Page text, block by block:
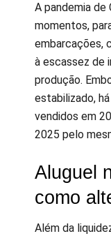
A pandemia de
momentos,
embarcações,
à escassez de
produção.
estabilizado,
vendidos em
2025 pelo
Aluguel
como
Além da